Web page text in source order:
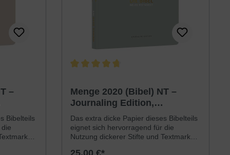
–
Bibelteils
Menge 2020 (Bibel) NT –
Journaling Edition,
Umschlag »Salbei«
Das extra dicke Papier dieses Bibelteils
eignet sich hervorragend für die
Nutzung dickerer Stifte und Textmarker.
25,00 €*